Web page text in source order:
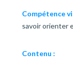
Compétence
savoir orienter
Contenu :